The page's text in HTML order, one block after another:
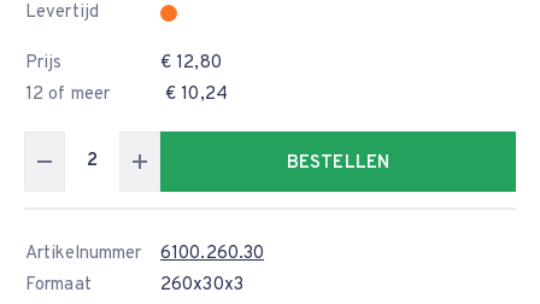
Levertijd
Prijs
€ 12,80
12 of meer
€ 10,24
BESTELLEN
Artikelnummer
6100.260.30
Formaat
260x30x3